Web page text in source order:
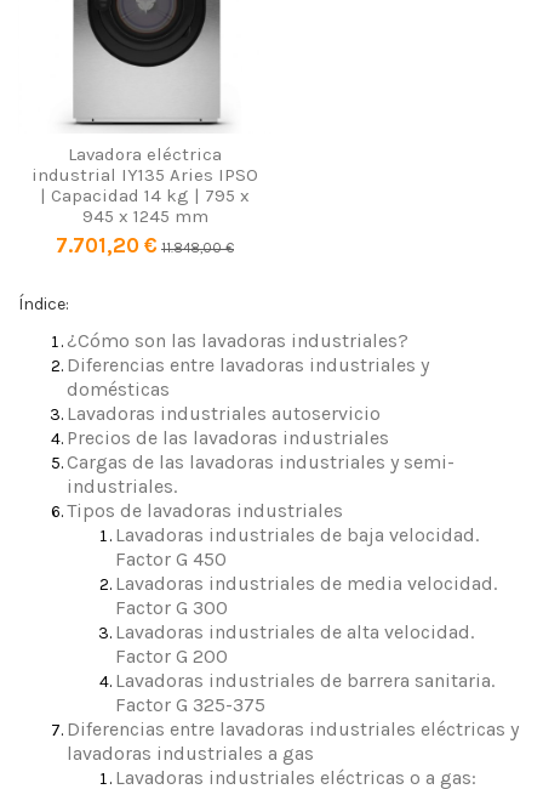
Lavadora eléctrica
industrial IY135 Aries IPSO
| Capacidad 14 kg | 795 x
945 x 1245 mm
7.701,20 € 11.848,00 €
Índice:
¿Cómo son las lavadoras industriales?
Diferencias entre lavadoras industriales y
domésticas
Lavadoras industriales autoservicio
Precios de las lavadoras industriales
Cargas de las lavadoras industriales y semi-
industriales.
Tipos de lavadoras industriales
Lavadoras industriales de baja velocidad.
Factor G 450
Lavadoras industriales de media velocidad.
Factor G 300
Lavadoras industriales de alta velocidad.
Factor G 200
Lavadoras industriales de barrera sanitaria.
Factor G 325-375
Diferencias entre lavadoras industriales eléctricas y
lavadoras industriales a gas
Lavadoras industriales eléctricas o a gas: